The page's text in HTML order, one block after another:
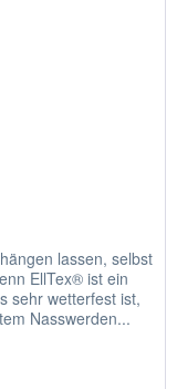
lassen, selbst
EllTex® ist ein
sehr wetterfest ist,
Nasswerden...